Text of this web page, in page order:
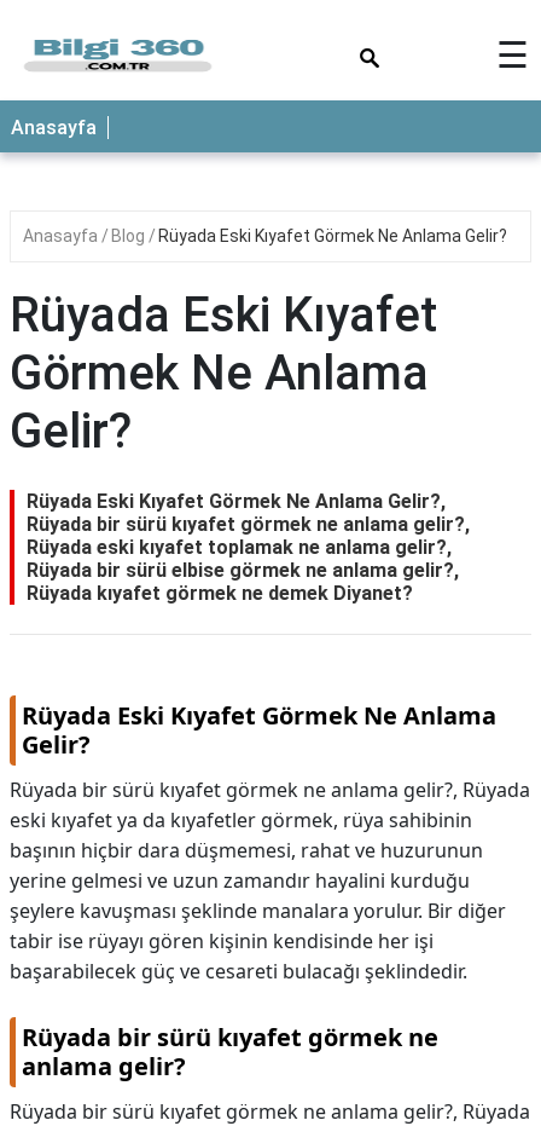
ANASAYFA
☰
Anasayfa
Anasayfa Blog Rüyada Eski Kıyafet Görmek Ne Anlama Gelir?
Rüyada Eski Kıyafet
Görmek Ne Anlama
Gelir?
Rüyada Eski Kıyafet Görmek Ne Anlama Gelir?,
Rüyada bir sürü kıyafet görmek ne anlama gelir?,
Rüyada eski kıyafet toplamak ne anlama gelir?,
Rüyada bir sürü elbise görmek ne anlama gelir?,
Rüyada kıyafet görmek ne demek Diyanet?
Rüyada Eski Kıyafet Görmek Ne Anlama
Gelir?
Rüyada bir sürü kıyafet görmek ne anlama gelir?, Rüyada
eski kıyafet ya da kıyafetler görmek, rüya sahibinin
başının hiçbir dara düşmemesi, rahat ve huzurunun
yerine gelmesi ve uzun zamandır hayalini kurduğu
şeylere kavuşması şeklinde manalara yorulur. Bir diğer
tabir ise rüyayı gören kişinin kendisinde her işi
başarabilecek güç ve cesareti bulacağı şeklindedir.
Rüyada bir sürü kıyafet görmek ne
anlama gelir?
Rüyada bir sürü kıyafet görmek ne anlama gelir?, Rüyada